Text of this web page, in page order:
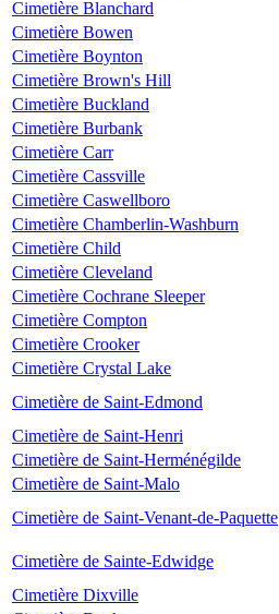
Cimetière Blanchard
Cimetière Bowen
Cimetière Boynton
Cimetière Brown's Hill
Cimetière Buckland
Cimetière Burbank
Cimetière Carr
Cimetière Cassville
Cimetière Caswellboro
Cimetière Chamberlin-Washburn
Cimetière Child
Cimetière Cleveland
Cimetière Cochrane Sleeper
Cimetière Compton
Cimetière Crooker
Cimetière Crystal Lake
Cimetière de Saint-Edmond
Cimetière de Saint-Henri
Cimetière de Saint-Herménégilde
Cimetière de Saint-Malo
Cimetière de Saint-Venant-de-Paquette
Cimetière de Sainte-Edwidge
Cimetière Dixville